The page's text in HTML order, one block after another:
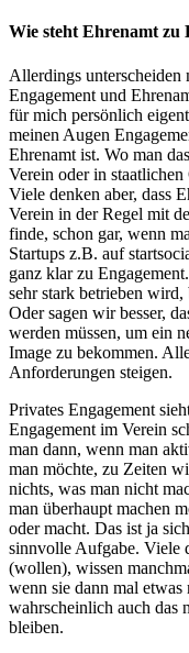
Wie steht Ehrenamt zu
Allerdings unterscheiden
Engagement und
für mich persönlich
meinen Augen
Ehrenamt ist. Wo man
Verein oder in
Viele denken aber, dass
Verein in der Regel mit
finde, schon gar, wenn
Startups z.B. auf
ganz klar zu
sehr stark betrieben
Oder sagen wir besser,
werden müssen, um ein
Image zu bekommen.
Anforderungen steigen.
Privates Engagement
Engagement im Verein
man dann, wenn man
man möchte, zu Zeiten
nichts, was man nicht
man überhaupt machen
oder macht. Das ist ja
sinnvolle Aufgabe. Viele
(wollen), wissen
wenn sie dann mal
wahrscheinlich auch das
bleiben.